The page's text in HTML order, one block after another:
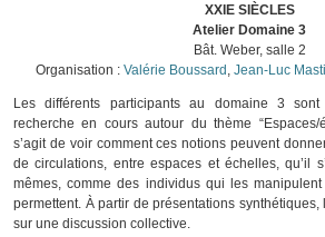
XXIE SIÈCLES
Atelier Domaine 3
Bât. Weber, salle 2
Organisation : Valérie Boussard , Jean-Luc
Les différents participants au domaine 3
recherche en cours autour du thème “Espaces/
s’agit de voir comment ces notions peuvent
de circulations, entre espaces et échelles, qu’il
mêmes, comme des individus qui les
permettent. À partir de présentations synthétiques,
sur une discussion collective.